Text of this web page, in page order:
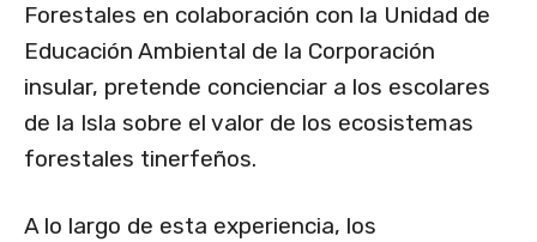
Forestales en colaboración con la Unidad de
Educación Ambiental de la Corporación
insular, pretende concienciar a los escolares
de la Isla sobre el valor de los ecosistemas
forestales tinerfeños.
A lo largo de esta experiencia, los